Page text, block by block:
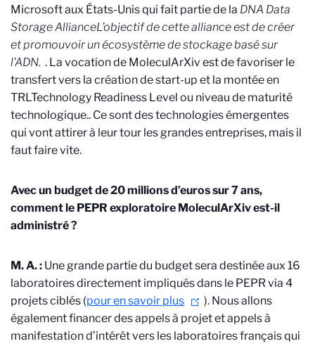
Microsoft aux États-Unis qui fait partie de la DNA Data
Storage AllianceL’objectif de cette alliance est de créer
et promouvoir un écosystème de stockage basé sur
l’ADN. . La vocation de MoleculArXivest de favoriser le
transfert vers la création de start-up et la montée en
TRLTechnology Readiness Level ou niveau de maturité
technologique.. Ce sont des technologies émergentes
qui vont attirer à leur tour les grandes entreprises, mais il
faut faire vite.
Avec un budget de 20 millions d’euros sur 7 ans,
comment le PEPR exploratoire MoleculArXiv est-il
administré ?
M. A. : Une grande partie du budget sera destinée aux 16
laboratoires directement impliqués dans le PEPR via 4
projets ciblés (pour en savoir plus
). Nous allons
également financer des appels à projet et appels à
manifestation d’intérêt vers les laboratoires français qui